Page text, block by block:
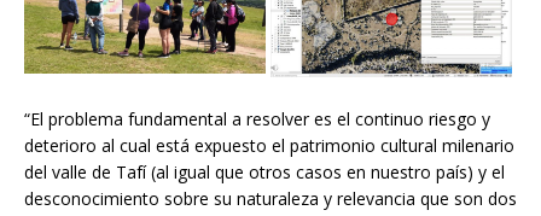
“El problema fundamental a resolver es el continuo riesgo y
deterioro al cual está expuesto el patrimonio cultural milenario
del valle de Tafí (al igual que otros casos en nuestro país) y el
desconocimiento sobre su naturaleza y relevancia que son dos